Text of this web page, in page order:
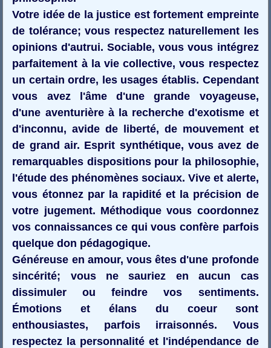
Votre idée de la justice est fortement empreinte
de tolérance; vous respectez naturellement les
opinions d'autrui. Sociable, vous vous intégrez
parfaitement à la vie collective, vous respectez
un certain ordre, les usages établis. Cependant
vous avez l'âme d'une grande voyageuse,
d'une aventurière à la recherche d'exotisme et
d'inconnu, avide de liberté, de mouvement et
de grand air. Esprit synthétique, vous avez de
remarquables dispositions pour la philosophie,
l'étude des phénomènes sociaux. Vive et alerte,
vous étonnez par la rapidité et la précision de
votre jugement. Méthodique vous coordonnez
vos connaissances ce qui vous confère parfois
quelque don pédagogique.
Généreuse en amour, vous êtes d'une profonde
sincérité; vous ne sauriez en aucun cas
dissimuler ou feindre vos sentiments.
Émotions et élans du coeur sont
enthousiastes, parfois irraisonnés. Vous
respectez la personnalité et l'indépendance de